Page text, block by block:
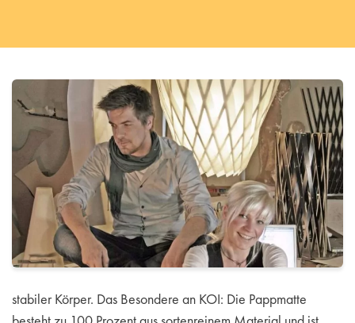
stabiler Körper. Das Besondere an KOI: Die Pappmatte